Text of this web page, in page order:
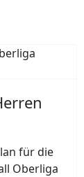
für die
Oberliga